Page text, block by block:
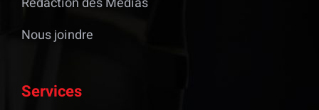
Nous joindre
Services